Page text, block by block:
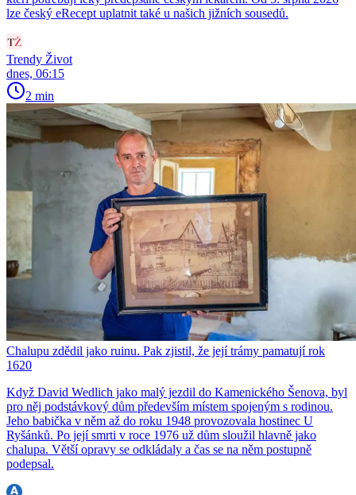
lze český eRecept uplatnit také u našich jižních sousedů.
Trendy Život
dnes, 06:15
2 min
Chalupu zdědil jako ruinu. Pak zjistil, že její trámy pamatují rok
1620
Když David Wedlich jako malý jezdil do Kamenického Šenova, byl
pro něj podstávkový dům především místem spojeným s rodinou.
Jeho babička v něm až do roku 1948 provozovala hostinec U
Ryšánků. Po její smrti v roce 1976 už dům sloužil hlavně jako
chalupa. Větší opravy se odkládaly a čas se na něm postupně
podepsal.